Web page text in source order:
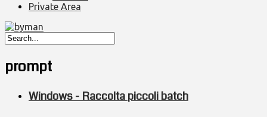
Private Area
prompt
Windows - Raccolta piccoli batch